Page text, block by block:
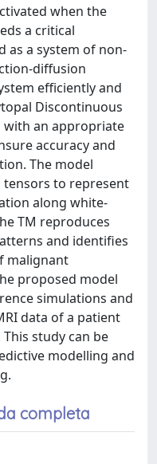
when the
a critical
as a system of non-
diffusion
efficiently and
Discontinuous
an appropriate
accuracy and
The model
to represent
along white-
TM reproduces
and identifies
malignant
proposed model
simulations and
data of a patient
study can be
modelling and
completa